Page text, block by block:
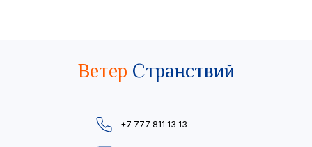
Ветер Странствий
+7 777 811 13 13